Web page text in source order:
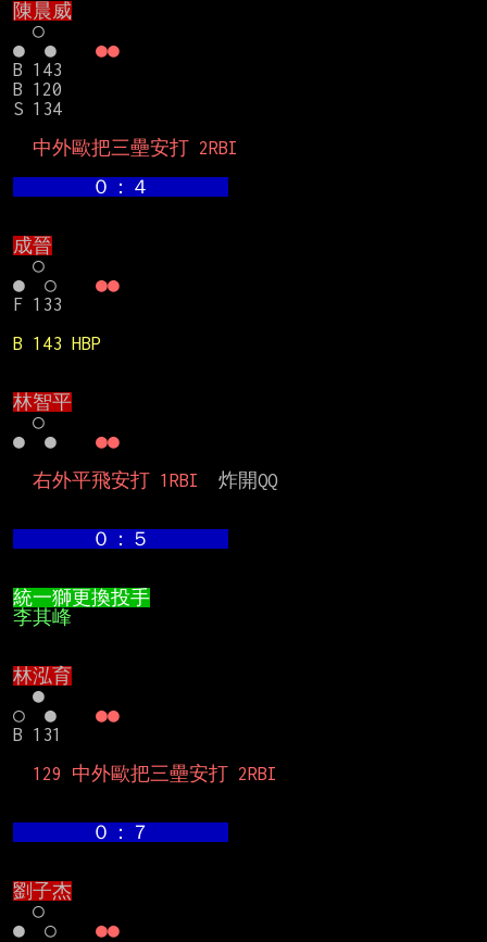
陳晨威
○
●　● ●●
B 143
B 120
S 134
  中外歐把三壘安打 2RBI
０：４
成晉
○
●　○ ●●
F 133
B 143 HBP
林智平
○
●　● ●●
  右外平飛安打 1RBI
  炸開QQ
０：５
統一獅更換投手
李其峰
林泓育
●
○　● ●●
B 131
  129 中外歐把三壘安打 2RBI
０：７
劉子杰
○
●　○ ●●